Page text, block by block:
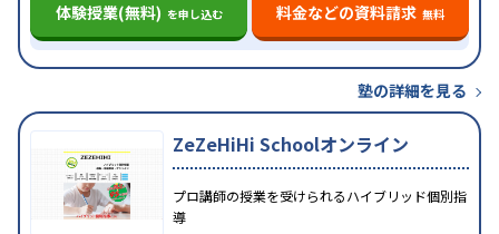
体験授業(無料) を申し込む 料金などの資料請求 無料
塾の詳細を見る
ZeZeHiHi Schoolオンライン
プロ講師の授業を受けられるハイブリッド個別指
導